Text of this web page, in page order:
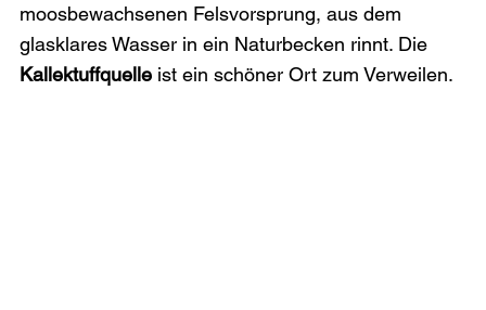
moosbewachsenen Felsvorsprung, aus dem
glasklares Wasser in ein Naturbecken rinnt. Die
Kallektuffquelle ist ein schöner Ort zum Verweilen.